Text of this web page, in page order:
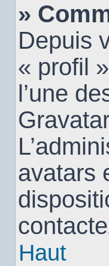
»
Depuis
« profil
l’une
avatars
Haut